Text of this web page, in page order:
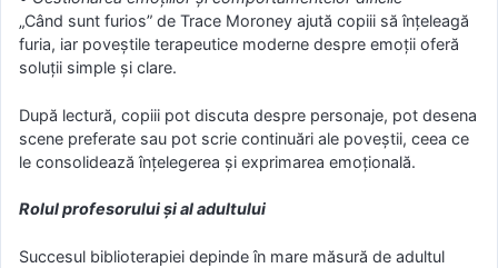
„Când sunt furios” de Trace Moroney ajută copiii să înțeleagă
furia, iar poveștile terapeutice moderne despre emoții oferă
soluții simple și clare.
După lectură, copiii pot discuta despre personaje, pot desena
scene preferate sau pot scrie continuări ale poveștii, ceea ce
le consolidează înțelegerea și exprimarea emoțională.
Rolul profesorului și al adultului
Succesul biblioterapiei depinde în mare măsură de adultul